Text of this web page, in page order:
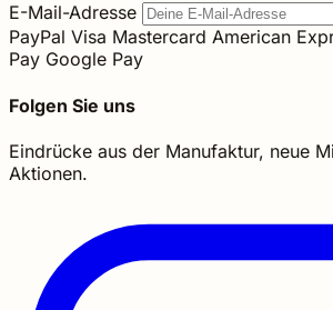
E-Mail-Adresse
PayPal Visa Mastercard American
Pay Google Pay
Folgen Sie uns
Eindrücke aus der Manufaktur, neue
Aktionen.